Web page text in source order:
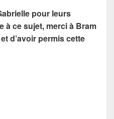
pour leurs
à ce sujet, merci à Bram
d’avoir permis cette